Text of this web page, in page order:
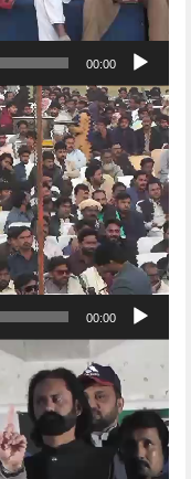
00:00
Video
Player
00:00
Video
Player